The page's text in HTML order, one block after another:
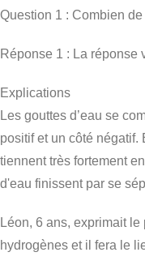
Question 1 : Combien
Réponse 1 : La réponse
Explications
Les gouttes d’eau se
positif et un côté
tiennent très fortement
d'eau finissent par se
Léon, 6 ans, exprimait
hydrogènes et il fera le